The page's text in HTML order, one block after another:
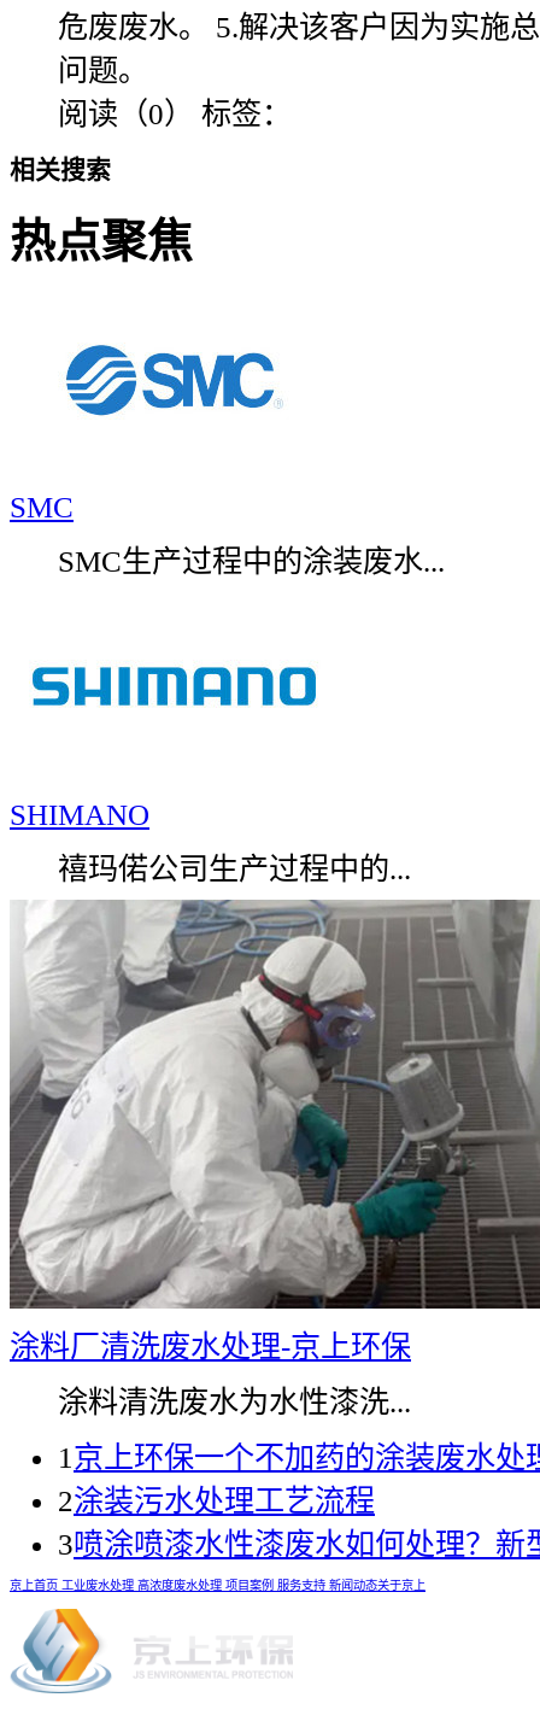
危废废水。 5.解决该客户因为实施
问题。
阅读（0） 标签：
相关搜索
热点聚焦
SMC
SMC生产过程中的涂装废水...
SHIMANO
禧玛偌公司生产过程中的...
涂料厂清洗废水处理-京上环保
涂料清洗废水为水性漆洗...
1 京上环保一个不加药的涂装废水
2涂装污水处理工艺流程
3喷涂喷漆水性漆废水如何处理？
京上首页 工业废水处理 高浓度废水处理 项目案例 服务支持 新闻动态关于京上